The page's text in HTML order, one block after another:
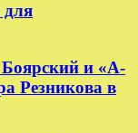
и «А-
Резникова в